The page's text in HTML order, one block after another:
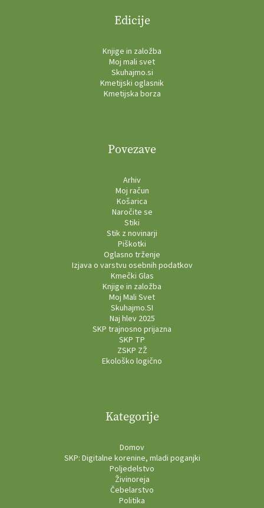
Edicije
Knjige in založba
Moj mali svet
Skuhajmo.si
Kmetijski oglasnik
Kmetijska borza
Povezave
Arhiv
Moj račun
Košarica
Naročite se
Stiki
Stik z novinarji
Piškotki
Oglasno trženje
Izjava o varstvu osebnih podatkov
Kmečki Glas
Knjige in založba
Moj Mali Svet
Skuhajmo.SI
Naj hlev 2025
SKP trajnosno prijazna
SKP TP
ZSKP ZŽ
Ekološko logično
Kategorije
Domov
SKP: Digitalne korenine, mladi poganjki
Poljedelstvo
Živinoreja
Čebelarstvo
Politika